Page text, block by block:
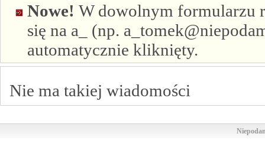
Nowe! W dowolnym formularzu
się na a_ (np.
automatycznie kliknięty.
Nie ma takiej wiadomości